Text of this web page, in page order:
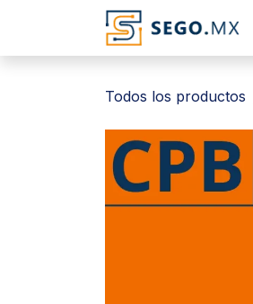
Todos los productos